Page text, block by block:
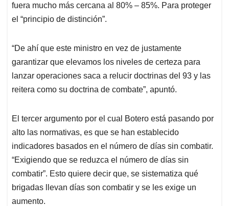
fuera mucho más cercana al 80% – 85%. Para proteger
el “principio de distinción”.
“De ahí que este ministro en vez de justamente
garantizar que elevamos los niveles de certeza para
lanzar operaciones saca a relucir doctrinas del 93 y las
reitera como su doctrina de combate”, apuntó.
El tercer argumento por el cual Botero está pasando por
alto las normativas, es que se han establecido
indicadores basados en el número de días sin combatir.
“Exigiendo que se reduzca el número de días sin
combatir”. Esto quiere decir que, se sistematiza qué
brigadas llevan días son combatir y se les exige un
aumento.